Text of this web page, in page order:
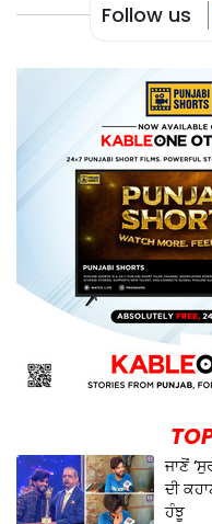
Follow us
ਜਾਣੋਂ
ਦੀ
ਹੰਝੂ